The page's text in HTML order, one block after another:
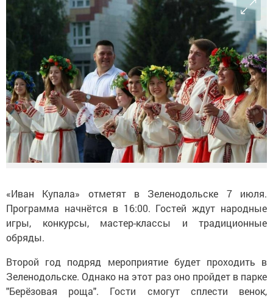
«Иван Купала» отметят в Зеленодольске 7 июля.
Программа начнётся в 16:00. Гостей ждут народные
игры, конкурсы, мастер-классы и традиционные
обряды.
Второй год подряд мероприятие будет проходить в
Зеленодольске. Однако на этот раз оно пройдет в парке
"Берёзовая роща". Гости смогут сплести венок,